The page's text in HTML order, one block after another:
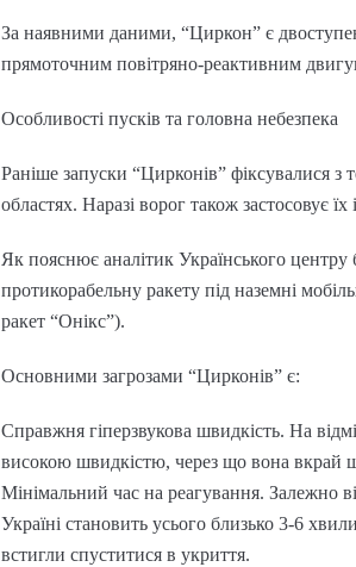
За наявними даними, “Циркон” є
прямоточним повітряно-реактивним
Особливості пусків та головна небезпека
Раніше запуски “Цирконів” фіксувалися з
областях. Наразі ворог також застосовує
Як пояснює аналітик Українського
протикорабельну ракету під наземні
ракет “Онікс”).
Основними загрозами “Цирконів” є:
Справжня гіперзвукова швидкість. На
високою швидкістю, через що вона вкрай
Мінімальний час на реагування. Залежно
Україні становить усього близько 3-6
встигли спуститися в укриття.